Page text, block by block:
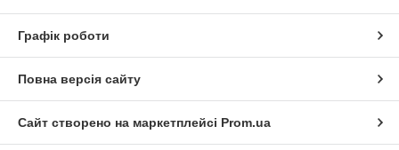
Графік роботи
Повна версія сайту
Сайт створено на маркетплейсі Prom.ua